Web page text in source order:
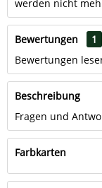
werden nicht
Bewertungen
1
Bewertungen
Beschreibung
Fragen und
Farbkarten